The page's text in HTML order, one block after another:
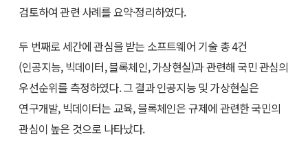
검토하여 관련 사례를 요약·정리하였다.
두 번째로 세간에 관심을 받는 소프트웨어 기술 총 4건
(인공지능, 빅데이터, 블록체인, 가상현실)과 관련해 국민 관심의
우선순위를 측정하였다. 그 결과 인공지능 및 가상현실은
연구개발, 빅데이터는 교육, 블록체인은 규제에 관련한 국민의
관심이 높은 것으로 나타났다.